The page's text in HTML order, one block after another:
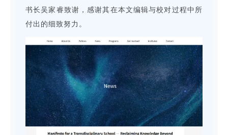
书长吴家睿致谢，感谢其在本文编辑与校对过程中所
付出的细致努力。